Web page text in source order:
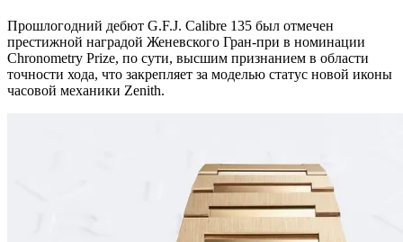
Прошлогодний дебют G.F.J. Calibre 135 был отмечен
престижной наградой Женевского Гран-при в номинации
Chronometry Prize, по сути, высшим признанием в области
точности хода, что закрепляет за моделью статус новой иконы
часовой механики Zenith.